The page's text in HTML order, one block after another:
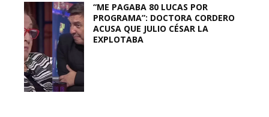
“ME PAGABA 80 LUCAS POR
PROGRAMA”: DOCTORA CORDERO
ACUSA QUE JULIO CÉSAR LA
EXPLOTABA